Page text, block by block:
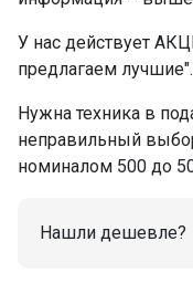
У нас действует
предлагаем лучшие".
Нужна техника в
неправильный
номиналом 500 до
Нашли дешевле?